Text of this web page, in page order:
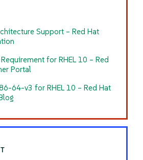
Support – Red Hat
for RHEL 10 – Red
Portal
64-v3 for RHEL 10 – Red Hat